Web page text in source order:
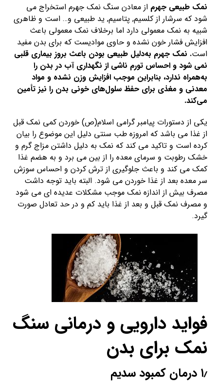
نمک طبیعی جهرم از معادن سنگ نمک جهرم استخراج می
شود که سرشار از کلسیم, پتاسیم, ید طبیعی و… است و ظاهری
شبیه به نمک معمولی دارد اما برخلاف نمک معمولی باعث
افزایش فشار خون نشده و حاوی موادیست که برای بدن مفید
است. نمک جهرم به‌دلیل طبیعی بودن باعث بروز بیماری قلبی
نمی شود و احساس تورم ناشی از نگهداری آب در بدن را
به‌همراه ندارد، بنابراین موجب افزایش وزن نشده و مواد
معدنی و مغذی برای حفظ سلول‌های خونی بدن را نیز تأمین
می‌کند.
یکی از دستورات پیامبر گرامی اسلام(ص) خوردن کمی نمک قبل
از غذا می باشد که امروزه طب سنتی دلیل این موضوع را بیان
کرده است و تاکید می کند که نمک به دلیل داشتن مزاج گرم و
خشک رطوبت و سرمای معده را از بین می برد و به هضم غذا
کمک می کند و باعث جلوگیری از ترش کردن و احساس سوزش
سر معده بعد از غذا خوردن می شود. البته باید توجه داشت
مصرف بیش از اندازه نمک موجب مشکلات عدیده ای می شود
و مصرف نمک قبل و بعد از غذا باید کم و در حد تعادل صورت
گیرد.
فواید دارویی و درمانی سنگ
نمک برای بدن
۱٫ درمان کمبود سدیم